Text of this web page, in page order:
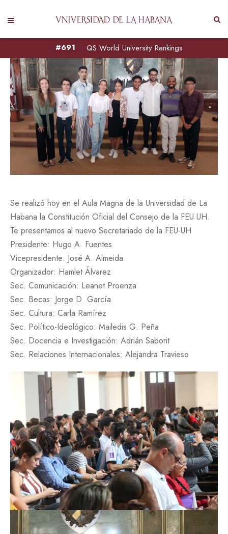
QS World University Rankings
#691
Se realizó hoy en el Aula Magna de la Universidad de La
Habana la Constitución Oficial del Consejo de la FEU UH.
Te presentamos al nuevo Secretariado de la FEU-UH
Presidente: Hugo A. Fuentes
Vicepresidente: José A. Almeida
Organizador: Hamlet Álvarez
Sec. Comunicación: Leanet Proenza
Sec. Becas: Jorge D. García
Sec. Cultura: Carla Ramírez
Sec. Político-Ideológico: Mailedis G. Peña
Sec. Docencia e Investigación: Adrián Saborit
Sec. Relaciones Internacionales: Alejandra Travieso